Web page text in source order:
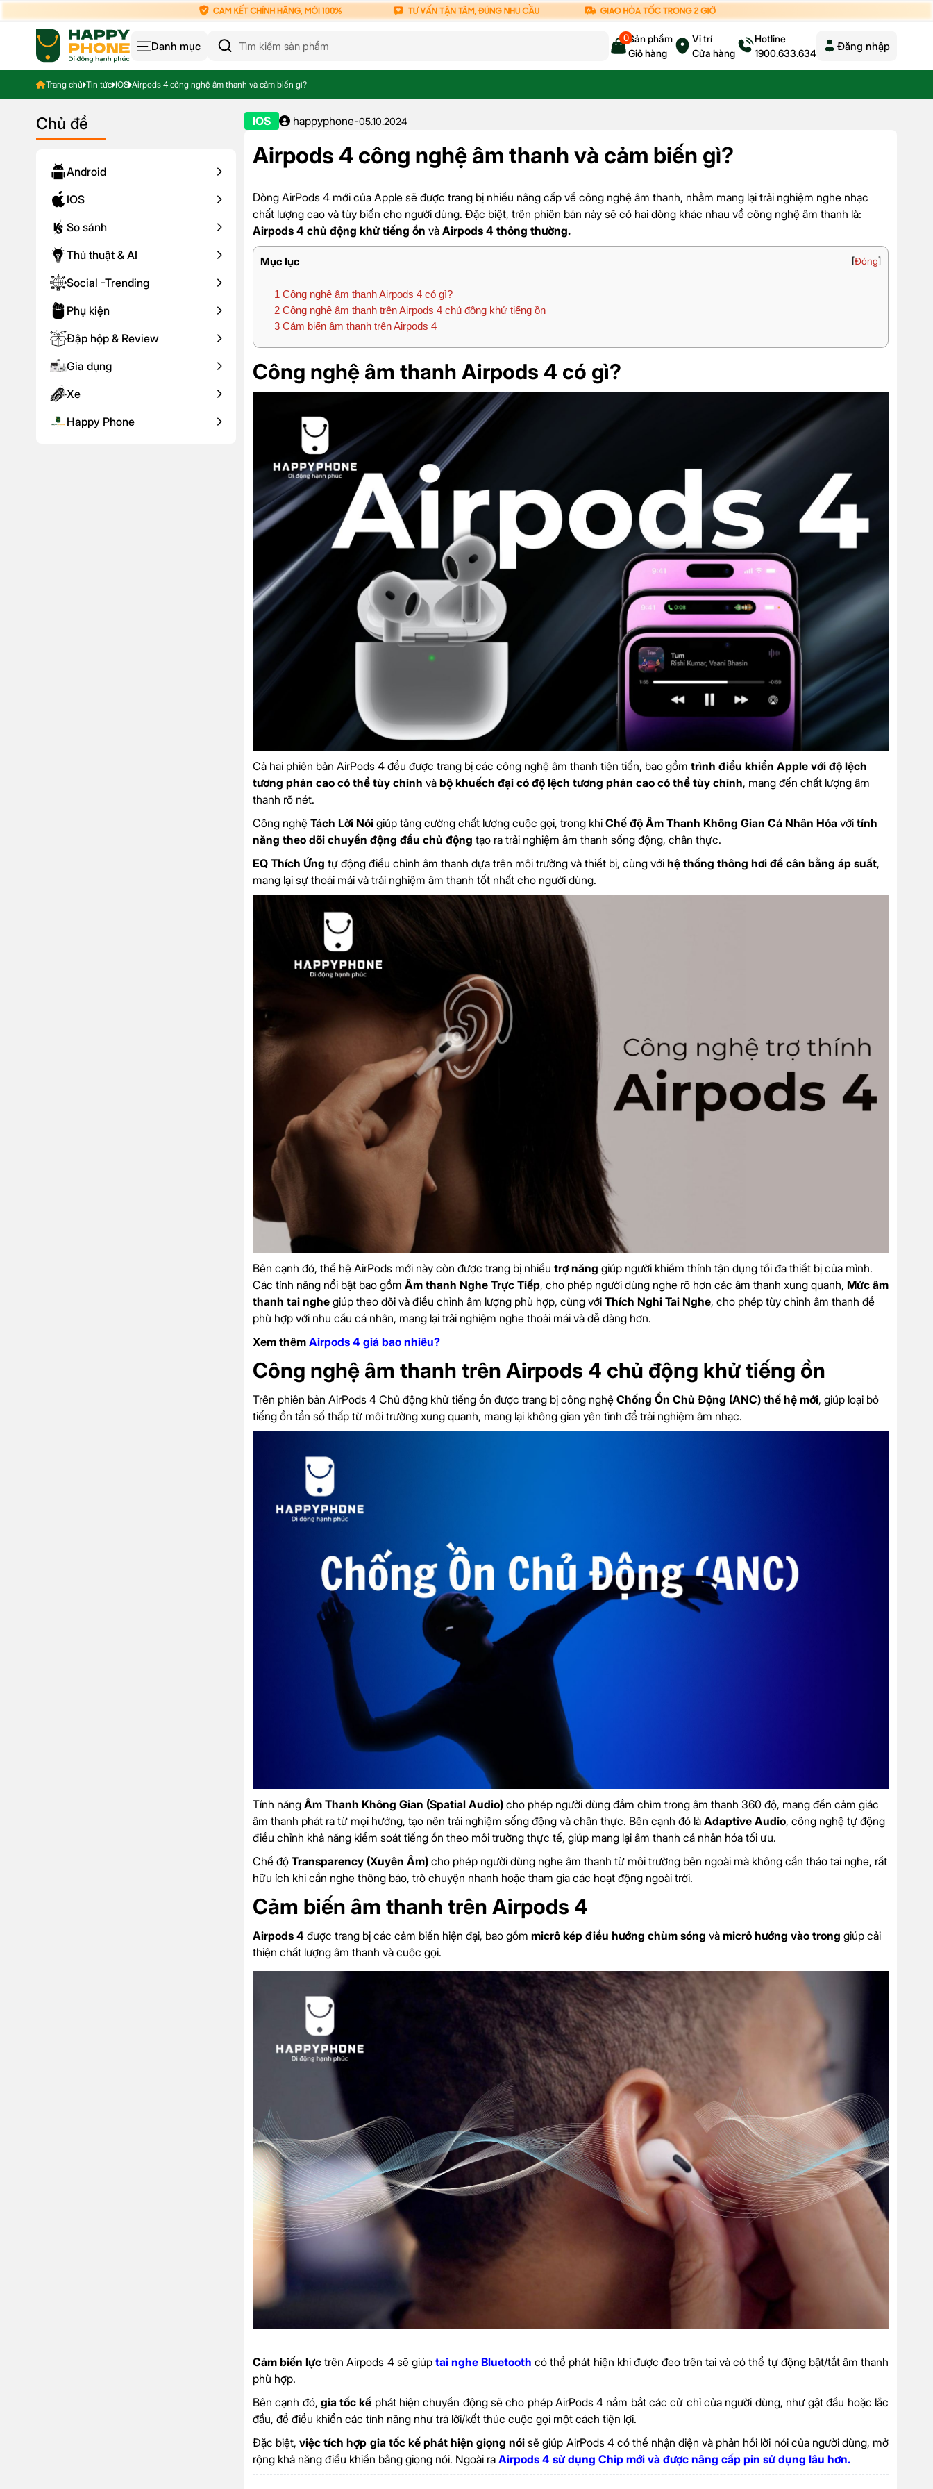
Danh mục
0Sản phẩm
Giỏ hàng
Vị trí
Cửa hàng
Hotline
1900.633.634
Đăng nhập
Trang chủ Tin tức IOS Airpods 4 công nghệ âm thanh và cảm biến gì?
Chủ đề
Android
IOS
So sánh
Thủ thuật & AI
Social -Trending
Phụ kiện
Đập hộp & Review
Gia dụng
Xe
Happy Phone
IOS happyphone-05.10.2024
Airpods 4 công nghệ âm thanh và cảm biến gì?
Dòng AirPods 4 mới của Apple sẽ được trang bị nhiều nâng cấp về công nghệ âm thanh, nhằm mang lại trải nghiệm nghe nhạc
chất lượng cao và tùy biến cho người dùng. Đặc biệt, trên phiên bản này sẽ có hai dòng khác nhau về công nghệ âm thanh là:
Airpods 4 chủ động khử tiếng ồn và Airpods 4 thông thường.
Mục lục [Đóng]
1 Công nghệ âm thanh Airpods 4 có gì?
2 Công nghệ âm thanh trên Airpods 4 chủ động khử tiếng ồn
3 Cảm biến âm thanh trên Airpods 4
Công nghệ âm thanh Airpods 4 có gì?
Cả hai phiên bản AirPods 4 đều được trang bị các công nghệ âm thanh tiên tiến, bao gồm trình điều khiển Apple với độ lệch
tương phản cao có thể tùy chỉnh và bộ khuếch đại có độ lệch tương phản cao có thể tùy chỉnh, mang đến chất lượng âm
thanh rõ nét.
Công nghệ Tách Lời Nói giúp tăng cường chất lượng cuộc gọi, trong khi Chế độ Âm Thanh Không Gian Cá Nhân Hóa với tính
năng theo dõi chuyển động đầu chủ động tạo ra trải nghiệm âm thanh sống động, chân thực.
EQ Thích Ứng tự động điều chỉnh âm thanh dựa trên môi trường và thiết bị, cùng với hệ thống thông hơi để cân bằng áp suất,
mang lại sự thoải mái và trải nghiệm âm thanh tốt nhất cho người dùng.
Bên cạnh đó, thế hệ AirPods mới này còn được trang bị nhiều trợ năng giúp người khiếm thính tận dụng tối đa thiết bị của mình.
Các tính năng nổi bật bao gồm Âm thanh Nghe Trực Tiếp, cho phép người dùng nghe rõ hơn các âm thanh xung quanh, Mức âm
thanh tai nghe giúp theo dõi và điều chỉnh âm lượng phù hợp, cùng với Thích Nghi Tai Nghe, cho phép tùy chỉnh âm thanh để
phù hợp với nhu cầu cá nhân, mang lại trải nghiệm nghe thoải mái và dễ dàng hơn.
Xem thêm Airpods 4 giá bao nhiêu?
Công nghệ âm thanh trên Airpods 4 chủ động khử tiếng ồn
Trên phiên bản AirPods 4 Chủ động khử tiếng ồn được trang bị công nghệ Chống Ồn Chủ Động (ANC) thế hệ mới, giúp loại bỏ
tiếng ồn tần số thấp từ môi trường xung quanh, mang lại không gian yên tĩnh để trải nghiệm âm nhạc.
Tính năng Âm Thanh Không Gian (Spatial Audio) cho phép người dùng đắm chìm trong âm thanh 360 độ, mang đến cảm giác
âm thanh phát ra từ mọi hướng, tạo nên trải nghiệm sống động và chân thực. Bên cạnh đó là Adaptive Audio, công nghệ tự động
điều chỉnh khả năng kiểm soát tiếng ồn theo môi trường thực tế, giúp mang lại âm thanh cá nhân hóa tối ưu.
Chế độ Transparency (Xuyên Âm) cho phép người dùng nghe âm thanh từ môi trường bên ngoài mà không cần tháo tai nghe, rất
hữu ích khi cần nghe thông báo, trò chuyện nhanh hoặc tham gia các hoạt động ngoài trời.
Cảm biến âm thanh trên Airpods 4
Airpods 4 được trang bị các cảm biến hiện đại, bao gồm micrô kép điều hướng chùm sóng và micrô hướng vào trong giúp cải
thiện chất lượng âm thanh và cuộc gọi.
Cảm biến lựctrên Airpods 4 sẽ giúp tai nghe Bluetooth có thể phát hiện khi được đeo trên tai và có thể tự động bật/tắt âm thanh
phù hợp.
Bên cạnh đó, gia tốc kế phát hiện chuyển động sẽ cho phép AirPods 4 nắm bắt các cử chỉ của người dùng, như gật đầu hoặc lắc
đầu, để điều khiển các tính năng như trả lời/kết thúc cuộc gọi một cách tiện lợi.
Đặc biệt,việc tích hợp gia tốc kế phát hiện giọng nóisẽ giúp AirPods 4 có thể nhận diện và phản hồi lời nói của người dùng, mở
rộng khả năng điều khiển bằng giọng nói. Ngoài ra Airpods 4 sử dụng Chip mới và được nâng cấp pin sử dụng lâu hơn.